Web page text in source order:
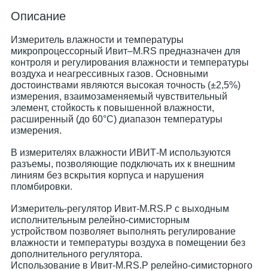
Описание
Измеритель влажности и температуры
микропроцессорный Ивит–М.RS предназначен для
контроля и регулирования влажности и температуры
воздуха и неагрессивных газов. Основными
достоинствами являются высокая точность (±2,5%)
измерения, взаимозаменяемый чувствительный
элемент, стойкость к повышенной влажности,
расширенный (до 60°С) диапазон температуры
измерения.
В измерителях влажности ИВИТ-М используются
разъемы, позволяющие подключать их к внешним
линиям без вскрытия корпуса и нарушения
пломбировки.
Измеритель-регулятор Ивит-М.RS.Р с выходным
исполнительным релейно-симисторным
устройством позволяет выполнять регулирование
влажности и температуры воздуха в помещении без
дополнительного регулятора.
Использование в Ивит-М.RS.Р релейно-симисторного